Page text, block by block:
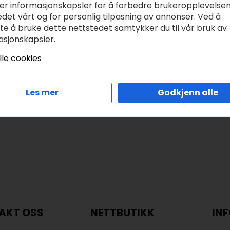
230,00
kr145,00
OSS NETTBUTIKK
informasjonskapsler for å forbedre
vårt og for personlig tilpasning av annonser. Ved å
å bruke dette nettstedet samtykker du til vår bruk av
cookies
Les mer Godkjenn alle